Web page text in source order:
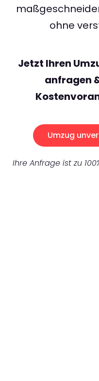
ohne
Jetzt Ihren
anfragen
Umzug
Ihre Anfrage ist zu